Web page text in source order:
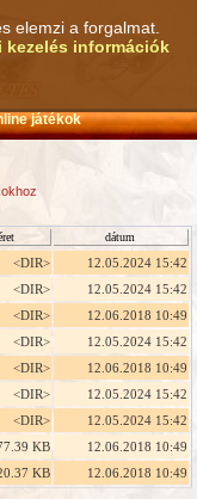
játékok
dátum
<DIR>
12.05.2024 15:42
<DIR>
12.05.2024 15:42
<DIR>
12.06.2018 10:49
<DIR>
12.05.2024 15:42
<DIR>
12.06.2018 10:49
<DIR>
12.05.2024 15:42
<DIR>
12.05.2024 15:42
KB
12.06.2018 10:49
KB 12.06.2018 10:49
elemzi a forgalmat.
kezelés információk